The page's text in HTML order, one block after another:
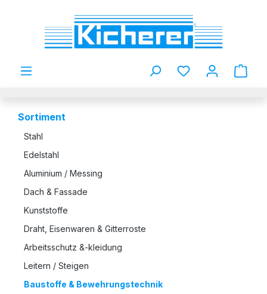
Zum Hauptinhalt springen
Du hast 0
Sortiment
Stahl
Edelstahl
Aluminium / Messing
Dach & Fassade
Kunststoffe
Draht, Eisenwaren & Gitterroste
Arbeitsschutz &-kleidung
Leitern / Steigen
Baustoffe & Bewehrungstechnik